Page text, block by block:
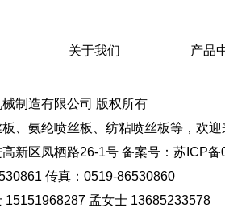
关于我们 产品
制造有限公司 版权所有
、氨纶喷丝板、纺粘喷丝板等，欢迎
新区凤栖路26-1号 备案号： 苏ICP备
传真：0519-86530860
15151968287 孟女士 13685233578